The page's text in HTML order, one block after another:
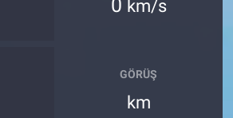
0 km/s
GÖRÜŞ
km